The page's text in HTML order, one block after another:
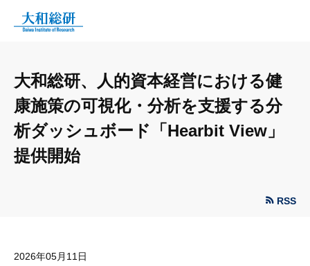
大和総研、人的資本経営における健
康施策の可視化・分析を支援する分
析ダッシュボード「Hearbit View」
提供開始
RSS
2026年05月11日